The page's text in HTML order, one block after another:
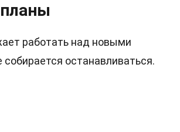
работать над новыми
собирается останавливаться.